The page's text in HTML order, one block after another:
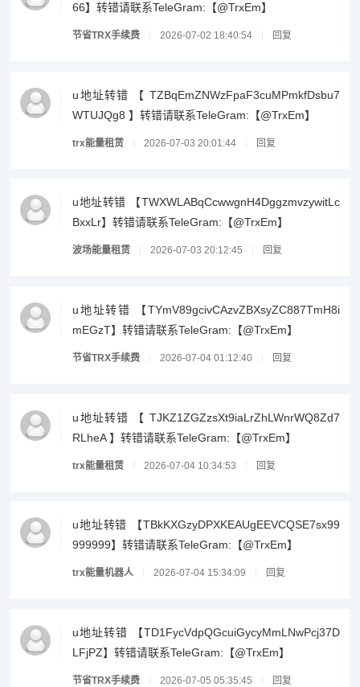
66】转错请联系TeleGram:【@TrxEm】
节省TRX手续费 2026-07-02 18:40:54 回复
u地址转错 【 TZBqEmZNWzFpaF3cuMPmkfDsbu7
WTUJQg8 】转错请联系TeleGram:【@TrxEm】
trx能量租赁 2026-07-03 20:01:44 回复
u地址转错 【TWXWLABqCcwwgnH4DggzmvzywitLc
BxxLr】转错请联系TeleGram:【@TrxEm】
波场能量租赁 2026-07-03 20:12:45 回复
u地址转错 【TYmV89gcivCAzvZBXsyZC887TmH8i
mEGzT】转错请联系TeleGram:【@TrxEm】
节省TRX手续费 2026-07-04 01:12:40 回复
u地址转错 【 TJKZ1ZGZzsXt9iaLrZhLWnrWQ8Zd7
RLheA 】转错请联系TeleGram:【@TrxEm】
trx能量租赁 2026-07-04 10:34:53 回复
u地址转错 【TBkKXGzyDPXKEAUgEEVCQSE7sx99
999999】转错请联系TeleGram:【@TrxEm】
trx能量机器人 2026-07-04 15:34:09 回复
u地址转错 【TD1FycVdpQGcuiGycyMmLNwPcj37D
LFjPZ】转错请联系TeleGram:【@TrxEm】
节省TRX手续费 2026-07-05 05:35:45 回复